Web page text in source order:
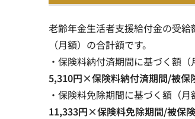
老齢年金生活者支援給付金の受
（月額）の合計額です。
・保険料納付済期間に基づく額
5,310円×保険料納付済期間/被保
・保険料免除期間に基づく額（
11,333円×保険料免除期間/被保